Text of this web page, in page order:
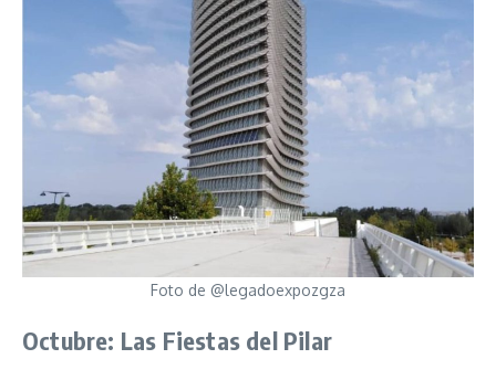
Foto de @legadoexpozgza
Octubre: Las Fiestas del Pilar